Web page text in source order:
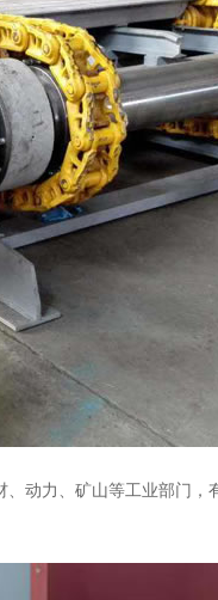
力、矿山等工业部门，